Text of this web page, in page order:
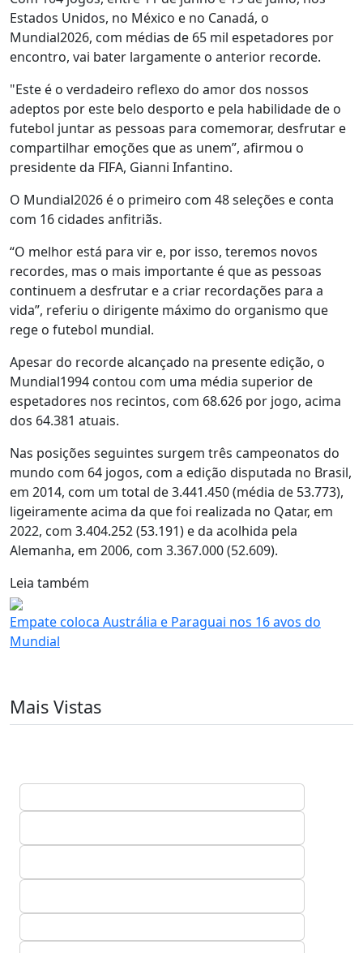
Estados Unidos, no México e no Canadá, o
Mundial2026, com médias de 65 mil espetadores por
encontro, vai bater largamente o anterior recorde.
"Este é o verdadeiro reflexo do amor dos nossos
adeptos por este belo desporto e pela habilidade de o
futebol juntar as pessoas para comemorar, desfrutar e
compartilhar emoções que as unem”, afirmou o
presidente da FIFA, Gianni Infantino.
O Mundial2026 é o primeiro com 48 seleções e conta
com 16 cidades anfitriãs.
“O melhor está para vir e, por isso, teremos novos
recordes, mas o mais importante é que as pessoas
continuem a desfrutar e a criar recordações para a
vida”, referiu o dirigente máximo do organismo que
rege o futebol mundial.
Apesar do recorde alcançado na presente edição, o
Mundial1994 contou com uma média superior de
espetadores nos recintos, com 68.626 por jogo, acima
dos 64.381 atuais.
Nas posições seguintes surgem três campeonatos do
mundo com 64 jogos, com a edição disputada no Brasil,
em 2014, com um total de 3.441.450 (média de 53.773),
ligeiramente acima da que foi realizada no Qatar, em
2022, com 3.404.252 (53.191) e da acolhida pela
Alemanha, em 2006, com 3.367.000 (52.609).
Leia também
Empate coloca Austrália e Paraguai nos 16 avos do
Mundial
Mais Vistas